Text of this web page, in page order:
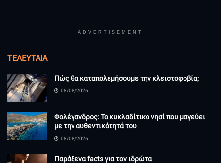
ADVERTISEMENT
ΤΕΛΕΥΤΑΊΑ
Πώς θα καταπολεμήσουμε την κλειστοφοβία;
08/08/2026
Φολέγανδρος: Το κυκλαδίτικο νησί που μαγεύει
με την αυθεντικότητά του
08/08/2026
Παράξενα facts για τον ιδρώτα